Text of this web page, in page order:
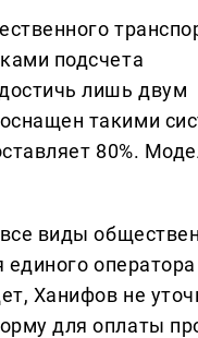
подсчета
лишь двум
такими
80%.
виды
единого оператора
Ханифов не
для оплаты